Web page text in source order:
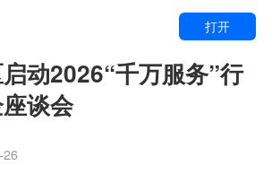
打开
动2026“千万服务”行
谈会
26